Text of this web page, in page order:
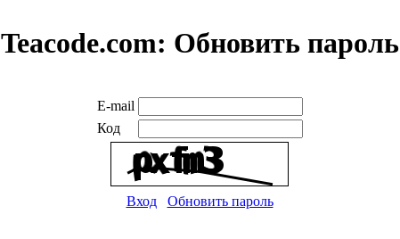
Teacode.com: Обновить пароль
E-mail
Код
Вход Обновить пароль